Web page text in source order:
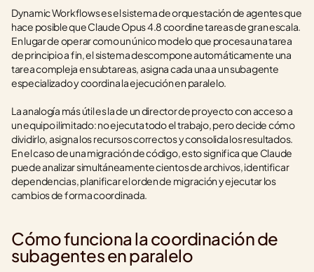
Dynamic Workflows es el sistema de orquestación de agentes que
hace posible que Claude Opus 4.8 coordine tareas de gran escala.
En lugar de operar como un único modelo que procesa una tarea
de principio a fin, el sistema descompone automáticamente una
tarea compleja en subtareas, asigna cada una a un subagente
especializado y coordina la ejecución en paralelo.
La analogía más útil es la de un director de proyecto con acceso a
un equipo ilimitado: no ejecuta todo el trabajo, pero decide cómo
dividirlo, asigna los recursos correctos y consolida los resultados.
En el caso de una migración de código, esto significa que Claude
puede analizar simultáneamente cientos de archivos, identificar
dependencias, planificar el orden de migración y ejecutar los
cambios de forma coordinada.
Cómo funciona la coordinación de
subagentes en paralelo